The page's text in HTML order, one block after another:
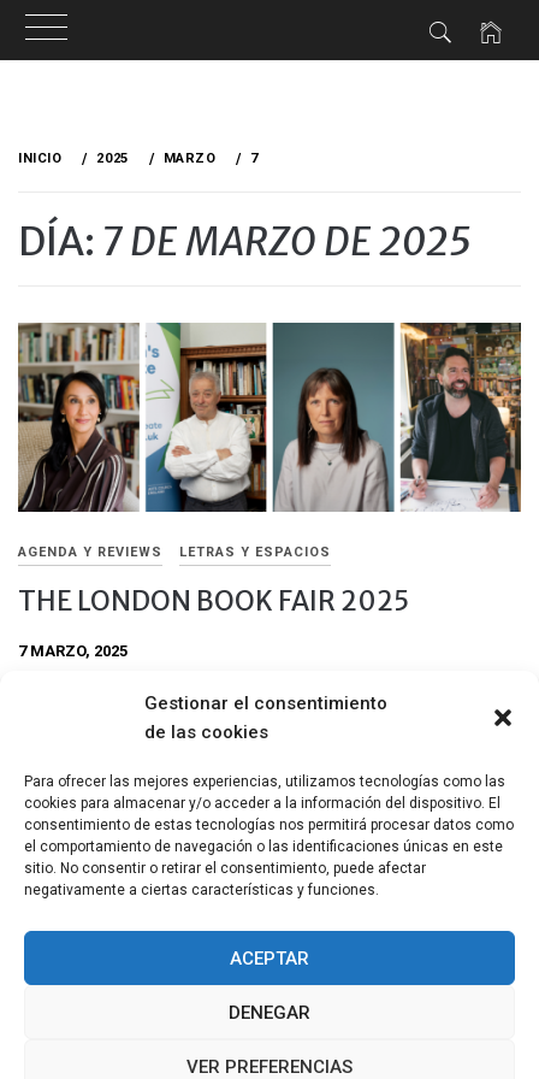
Gestionar el consentimiento
de las cookies
Para ofrecer las mejores experiencias, utilizamos tecnologías como las
cookies para almacenar y/o acceder a la información del dispositivo. El
consentimiento de estas tecnologías nos permitirá procesar datos como
el comportamiento de navegación o las identificaciones únicas en este
sitio. No consentir o retirar el consentimiento, puede afectar
negativamente a ciertas características y funciones.
ACEPTAR
DENEGAR
VER PREFERENCIAS
INICIO 2025 MARZO 7
DÍA: 7 DE MARZO DE 2025
AGENDA Y REVIEWS LETRAS Y ESPACIOS
THE LONDON BOOK FAIR 2025
7 MARZO, 2025
The London Book Fair, el evento clave de la literatura en el
Reino Unido promete ser, una vez más, una celebración de la
lugar entre el 11 y 13 de marzo de 2025 en Olympia London.
Compartir
COPYRIGHT © TODOS LOS DERECHOS RESERVADOS